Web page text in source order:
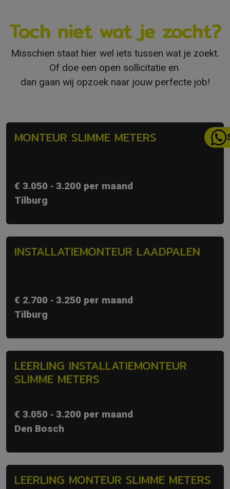
Toch niet wat je zocht?
Misschien staat hier wel iets tussen wat je zoekt.
Of doe een open sollicitatie en
dan gaan wij opzoek naar jouw perfecte job!
MONTEUR SLIMME METERS
€ 3.050 ‐ 3.200 per maand
Tilburg
INSTALLATIEMONTEUR LAADPALEN
€ 2.700 ‐ 3.250 per maand
Tilburg
LEERLING INSTALLATIEMONTEUR
SLIMME METERS
€ 3.050 ‐ 3.200 per maand
Den Bosch
LEERLING MONTEUR SLIMME METERS